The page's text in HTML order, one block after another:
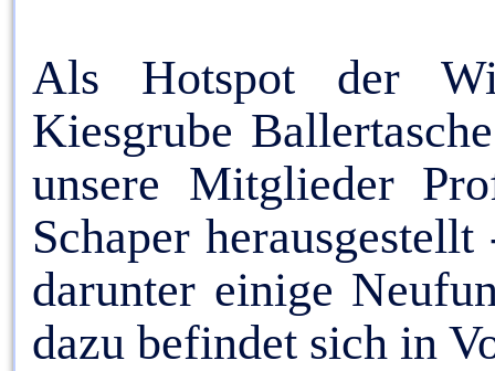
Als Hotspot der
Kiesgrube
unsere Mitglieder
Schaper
darunter einige
dazu befindet sich in